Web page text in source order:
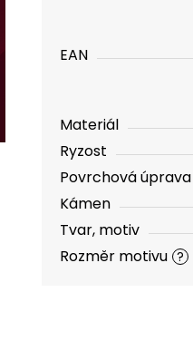
EAN
Materiál
Ryzost
Povrchová úprava
Kámen
Tvar, motiv
?
Rozměr motivu